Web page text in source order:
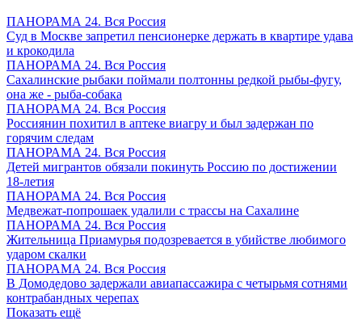
ПАНОРАМА 24. Вся Россия
Суд в Москве запретил пенсионерке держать в квартире удава
и крокодила
ПАНОРАМА 24. Вся Россия
Сахалинские рыбаки поймали полтонны редкой рыбы-фугу,
она же - рыба-собака
ПАНОРАМА 24. Вся Россия
Россиянин похитил в аптеке виагру и был задержан по
горячим следам
ПАНОРАМА 24. Вся Россия
Детей мигрантов обязали покинуть Россию по достижении
18-летия
ПАНОРАМА 24. Вся Россия
Медвежат-попрошаек удалили с трассы на Сахалине
ПАНОРАМА 24. Вся Россия
Жительница Приамурья подозревается в убийстве любимого
ударом скалки
ПАНОРАМА 24. Вся Россия
В Домодедово задержали авиапассажира с четырьмя сотнями
контрабандных черепах
Показать ещё